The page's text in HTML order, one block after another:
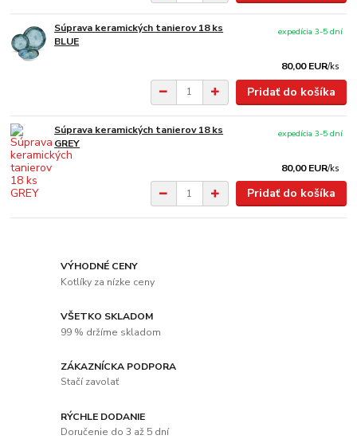
Súprava keramických tanierov 18 ks
BLUE
80,00 EUR/ks
expedícia 3-5 dní
Pridať do košíka
Súprava keramických tanierov 18 ks
GREY
80,00 EUR/ks
expedícia 3-5 dní
Pridať do košíka
VÝHODNÉ CENY
Kotlíky za nízke ceny
VŠETKO SKLADOM
99 % držíme skladom
ZÁKAZNÍCKA PODPORA
Stačí zavolať
RÝCHLE DODANIE
Doručenie do 3 až 5 dní